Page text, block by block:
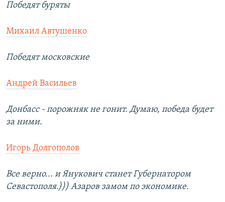
Победят буряты
Михаил Автушенко
Победят московские
Андрей Васильев
Донбасс - порожняк не гонит. Думаю, победа будет
за ними.
Игорь Долгополов
Все верно... и Янукович станет Губернатором
Севастополя.))) Азаров замом по экономике.